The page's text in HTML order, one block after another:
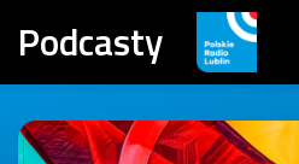
Podcasty